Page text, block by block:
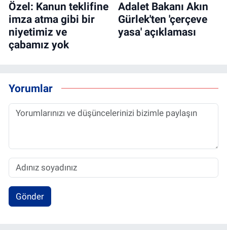
Özel: Kanun teklifine
imza atma gibi bir
niyetimiz ve
çabamız yok
Adalet Bakanı Akın
Gürlek'ten 'çerçeve
yasa' açıklaması
Yorumlar
Gönder